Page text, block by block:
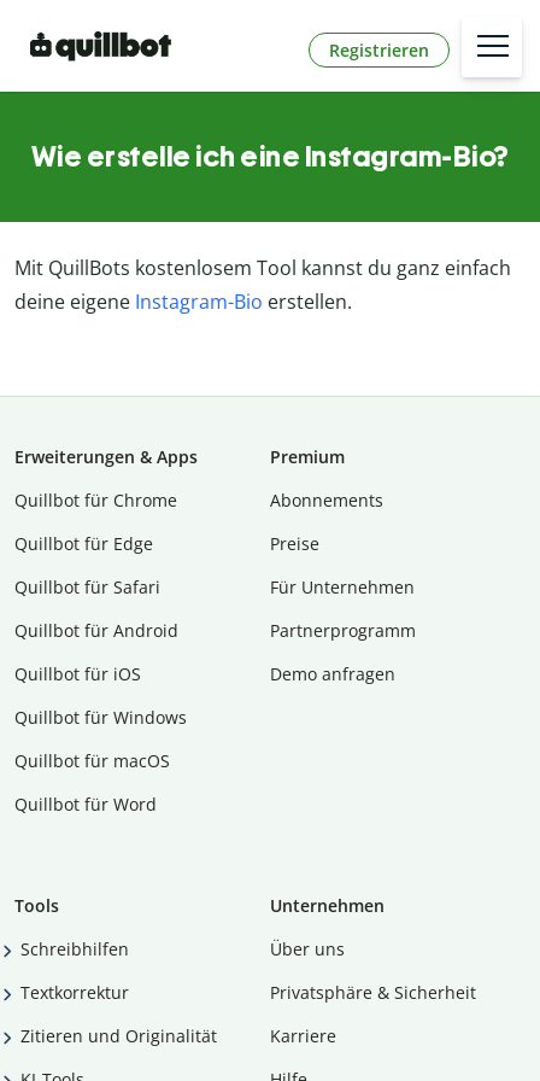
Registrieren
Wie erstelle ich eine Instagram-Bio?
Mit QuillBots kostenlosem Tool kannst du ganz einfach
deine eigene Instagram-Bio erstellen.
Erweiterungen & Apps
Quillbot für Chrome
Quillbot für Edge
Quillbot für Safari
Quillbot für Android
Quillbot für iOS
Quillbot für Windows
Quillbot für macOS
Quillbot für Word
Premium
Abon­ne­ments
Preise
Für Unternehmen
Partnerprogramm
Demo anfragen
Tools
Schreibhilfen
Textkorrektur
Zitieren und Originalität
Unternehmen
Über uns
Privatsphäre & Sicherheit
Karriere